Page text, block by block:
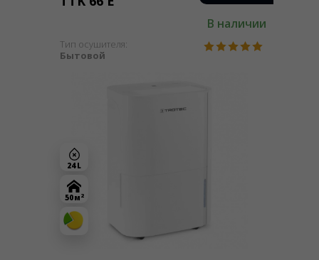
В наличии
Тип осушителя:
Бытовой
24 L
50 м 2